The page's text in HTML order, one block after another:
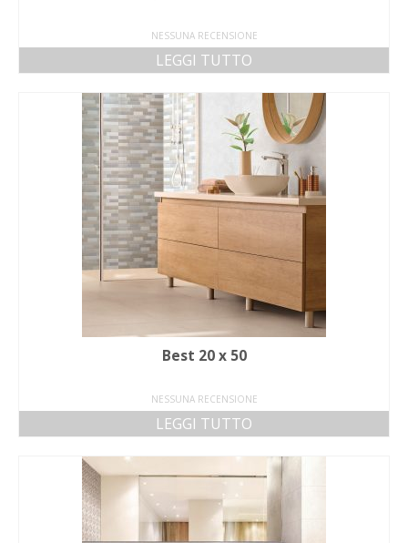
NESSUNA RECENSIONE
LEGGI TUTTO
Best 20 x 50
NESSUNA RECENSIONE
LEGGI TUTTO